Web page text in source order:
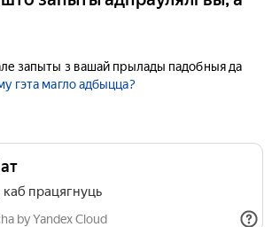
запыты з вашай прылады падобныя да
гэта магло адбыцца?
каб працягнуць
by Yandex Cloud